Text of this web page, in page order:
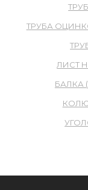
ТРУБА
ЛИСТ
БАЛКА